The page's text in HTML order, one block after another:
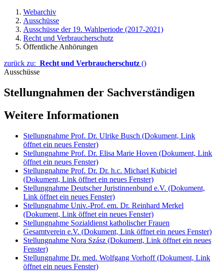
Webarchiv
Ausschüsse
Ausschüsse der 19. Wahlperiode (2017-2021)
Recht und Verbraucherschutz
Öffentliche Anhörungen
zurück zu: Recht und Verbraucherschutz ()
Ausschüsse
Stellungnahmen der Sachverständigen
Weitere Informationen
Stellungnahme Prof. Dr. Ulrike Busch (Dokument, Link
öffnet ein neues Fenster)
Stellungnahme Prof. Dr. Elisa Marie Hoven (Dokument, Link
öffnet ein neues Fenster)
Stellungnahme Prof. Dr. Dr. h.c. Michael Kubiciel
(Dokument, Link öffnet ein neues Fenster)
Stellungnahme Deutscher Juristinnenbund e.V. (Dokument,
Link öffnet ein neues Fenster)
Stellungnahme Univ.-Prof. em. Dr. Reinhard Merkel
(Dokument, Link öffnet ein neues Fenster)
Stellungnahme Sozialdienst katholischer Frauen
Gesamtverein e.V. (Dokument, Link öffnet ein neues Fenster)
Stellungnahme Nora Szász (Dokument, Link öffnet ein neues
Fenster)
Stellungnahme Dr. med. Wolfgang Vorhoff(Dokument, Link
öffnet ein neues Fenster)